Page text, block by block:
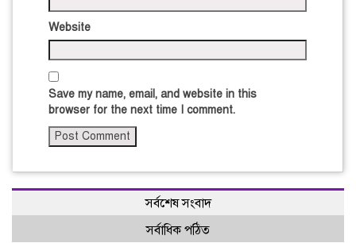
Website
Save my name, email, and website in this
browser for the next time I comment.
সর্বশেষ সংবাদ
সর্বাধিক পঠিত